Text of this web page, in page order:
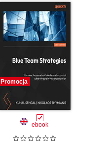
Promocja
ebook